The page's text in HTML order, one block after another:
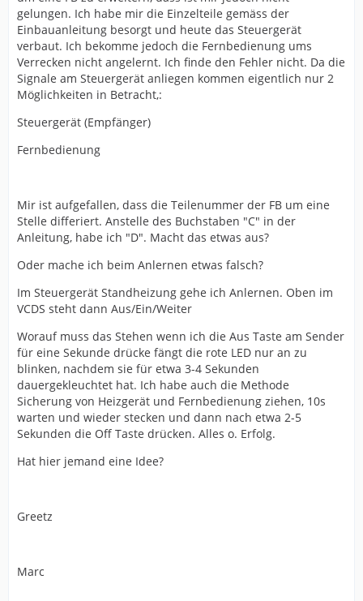
gelungen. Ich habe mir die Einzelteile gemäss der
Einbauanleitung besorgt und heute das Steuergerät
verbaut. Ich bekomme jedoch die Fernbedienung ums
Verrecken nicht angelernt. Ich finde den Fehler nicht. Da die
Signale am Steuergerät anliegen kommen eigentlich nur 2
Möglichkeiten in Betracht,:
Steuergerät (Empfänger)
Fernbedienung
Mir ist aufgefallen, dass die Teilenummer der FB um eine
Stelle differiert. Anstelle des Buchstaben "C" in der
Anleitung, habe ich "D". Macht das etwas aus?
Oder mache ich beim Anlernen etwas falsch?
Im Steuergerät Standheizung gehe ich Anlernen. Oben im
VCDS steht dann Aus/Ein/Weiter
Worauf muss das Stehen wenn ich die Aus Taste am Sender
für eine Sekunde drücke fängt die rote LED nur an zu
blinken, nachdem sie für etwa 3-4 Sekunden
dauergekleuchtet hat. Ich habe auch die Methode
Sicherung von Heizgerät und Fernbedienung ziehen, 10s
warten und wieder stecken und dann nach etwa 2-5
Sekunden die Off Taste drücken. Alles o. Erfolg.
Hat hier jemand eine Idee?
Greetz
Marc